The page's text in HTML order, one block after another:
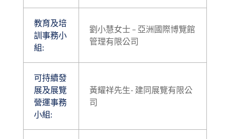
教育及培
訓事務小
組:
劉小慧女士 – 亞洲國際博覽館
管理有限公司
可持續發
展及展覽
營運事務
小組:
黃耀祥先生- 建同展覽有限公
司